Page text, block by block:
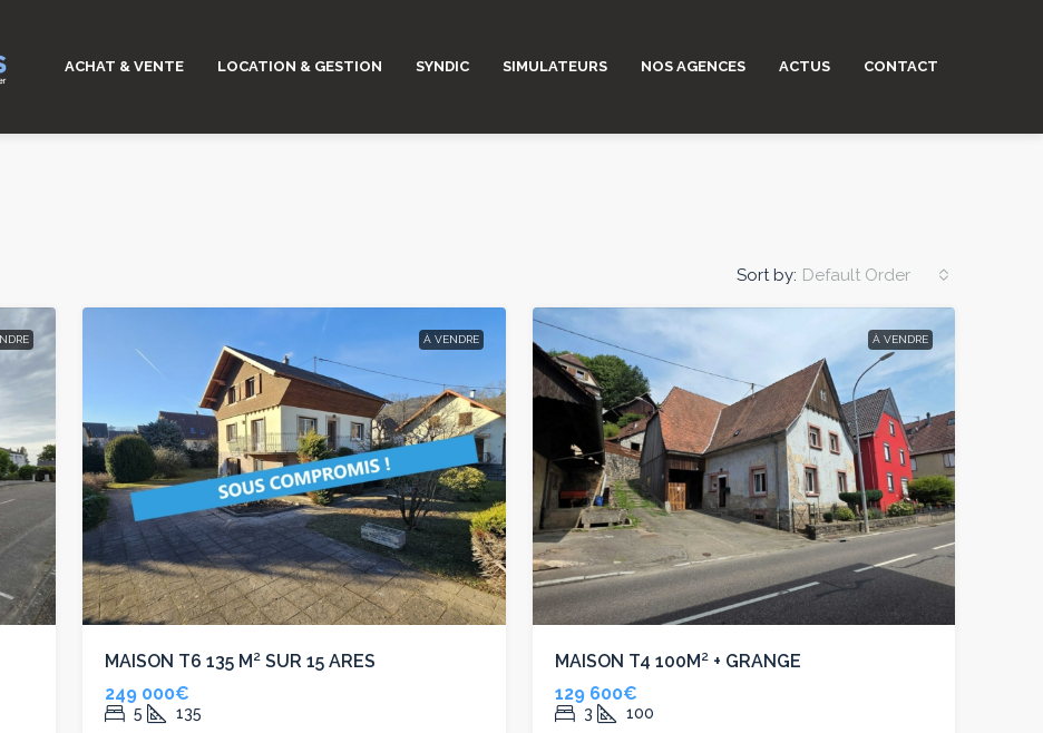
ACHAT & VENTE LOCATION & GESTION SYNDIC SIMULATEURS NOS AGENCES ACTUS CONTACT
Sort by: Default Order
À VENDRE
MAISON T6 135 M² SUR 15 ARES
249 000€
5 135
À VENDRE
MAISON T4 100M² + GRANGE
129 600€
3 100